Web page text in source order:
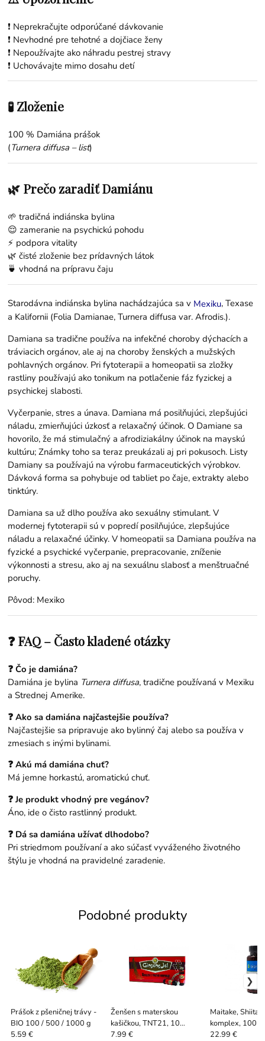
❗ Neprekračujte odporúčané dávkovanie
❗ Nevhodné pre tehotné a dojčiace ženy
❗ Nepoužívajte ako náhradu pestrej stravy
❗ Uchovávajte mimo dosahu detí
🧪 Zloženie
100 % Damiána prášok
(Turnera diffusa – list)
🌿 Prečo zaradiť Damiánu
🌱 tradičná indiánska bylina
😌 zameranie na psychickú pohodu
⚡ podpora vitality
🌿 čisté zloženie bez prídavných látok
🍵 vhodná na prípravu čaju
Starodávna indiánska bylina nachádzajúca sa v Mexiku, Texase
a Kalifornii (Folia Damianae, Turnera diffusa var. Afrodis.).
Damiana sa tradične používa na infekčné choroby dýchacích a
tráviacich orgánov, ale aj na choroby ženských a mužských
pohlavných orgánov. Pri fytoterapii a homeopatii sa zložky
rastliny používajú ako tonikum na potlačenie fáz fyzickej a
psychickej slabosti.
Vyčerpanie, stres a únava. Damiana má posilňujúci, zlepšujúci
náladu, zmierňujúci úzkosť a relaxačný účinok. O Damiane sa
hovorilo, že má stimulačný a afrodiziakálny účinok na mayskú
kultúru; Známky toho sa teraz preukázali aj pri pokusoch. Listy
Damiany sa používajú na výrobu farmaceutických výrobkov.
Dávková forma sa pohybuje od tabliet po čaje, extrakty alebo
tinktúry.
Damiana sa už dlho používa ako sexuálny stimulant. V
modernej fytoterapii sú v popredí posilňujúce, zlepšujúce
náladu a relaxačné účinky. V homeopatii sa Damiana používa na
fyzické a psychické vyčerpanie, prepracovanie, zníženie
výkonnosti a stresu, ako aj na sexuálnu slabosť a menštruačné
poruchy.
Pôvod: Mexiko
❓ FAQ – Často kladené otázky
❓ Čo je damiána?
Damiána je bylina Turnera diffusa, tradične používaná v Mexiku
a Strednej Amerike.
❓ Ako sa damiána najčastejšie používa?
Najčastejšie sa pripravuje ako bylinný čaj alebo sa používa v
zmesiach s inými bylinami.
❓ Akú má damiána chuť?
Má jemne horkastú, aromatickú chuť.
❓ Je produkt vhodný pre vegánov?
Áno, ide o čisto rastlinný produkt.
❓ Dá sa damiána užívať dlhodobo?
Pri striedmom používaní a ako súčasť vyváženého životného
štýlu je vhodná na pravidelné zaradenie.
Podobné produkty
Prášok z pšeničnej trávy -
BIO 100 / 500 / 1000 g
5.59 €
Ženšen s materskou
kašičkou, TNT21, 10
fľaštičiek
7.99 €
Maitake,
komplex, 100
Bioherba
22.99 €